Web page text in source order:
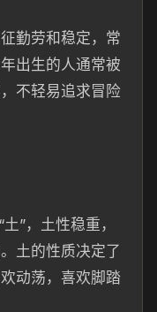
勤劳和稳定，常
出生的人通常被
不轻易追求冒险
”，土性稳重，
土的性质决定了
动荡，喜欢脚踏